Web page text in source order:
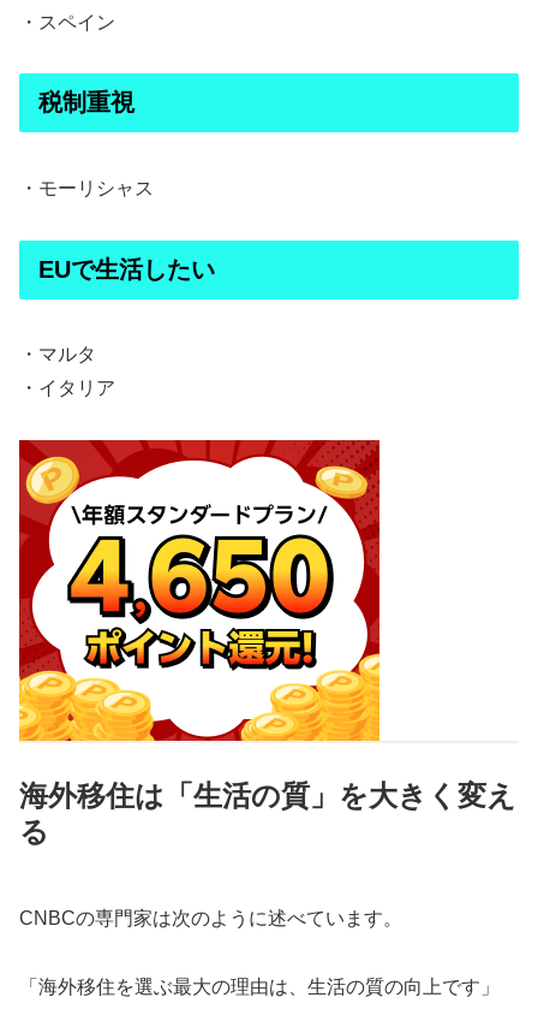
・スペイン
税制重視
・モーリシャス
EUで生活したい
・マルタ
・イタリア
海外移住は「生活の質」を大きく変え
る
CNBCの専門家は次のように述べています。
「海外移住を選ぶ最大の理由は、生活の質の向上です」